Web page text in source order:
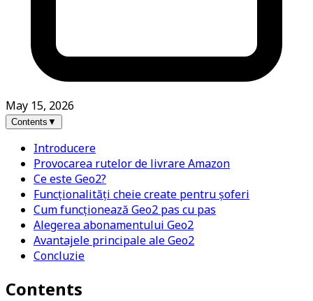
May 15, 2026
Contents ▼
Introducere
Provocarea rutelor de livrare Amazon
Ce este Geo2?
Funcționalități cheie create pentru șoferi
Cum funcționează Geo2 pas cu pas
Alegerea abonamentului Geo2
Avantajele principale ale Geo2
Concluzie
Contents